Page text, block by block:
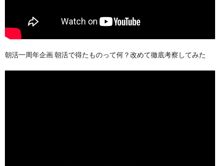
朝活一周年企画 朝活で得たものって何？改めて徹底考察してみた